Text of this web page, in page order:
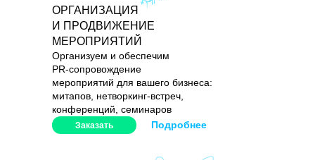
ОРГАНИЗАЦИЯ
И ПРОДВИЖЕНИЕ
МЕРОПРИЯТИЙ
Организуем и обеспечим
PR-сопровождение
мероприятий для вашего бизнеса:
митапов, нетворкинг-встреч,
конференций, семинаров
Заказать Подробнее